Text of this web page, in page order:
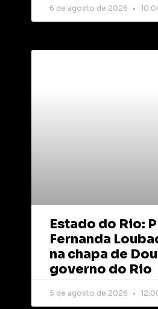
6 de agosto de 2026
Estado do Rio:
Fernanda
na chapa de
governo do Rio
5 de agosto de 2026